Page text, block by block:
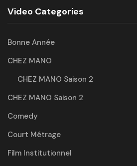
Video Categories
Bonne Année
CHEZ MANO
CHEZ MANO Saison 2
CHEZ MANO Saison 2
Comedy
Court Métrage
Film Institutionnel